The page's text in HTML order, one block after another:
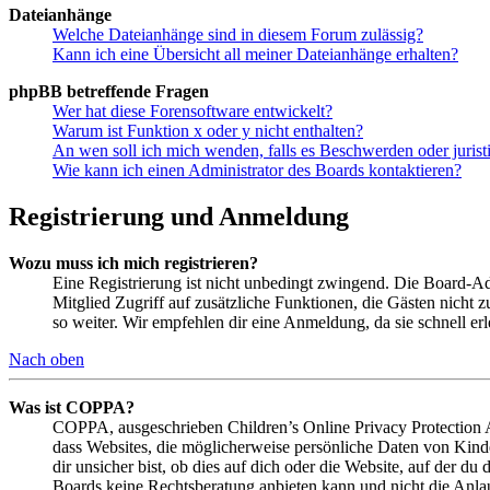
Dateianhänge
Welche Dateianhänge sind in diesem Forum zulässig?
Kann ich eine Übersicht all meiner Dateianhänge erhalten?
phpBB betreffende Fragen
Wer hat diese Forensoftware entwickelt?
Warum ist Funktion x oder y nicht enthalten?
An wen soll ich mich wenden, falls es Beschwerden oder
Wie kann ich einen Administrator des Boards kontaktieren?
Registrierung und Anmeldung
Wozu muss ich mich registrieren?
Eine Registrierung ist nicht unbedingt zwingend. Die Board-
Mitglied Zugriff auf zusätzliche Funktionen, die Gästen nicht
so weiter. Wir empfehlen dir eine Anmeldung, da sie schnell
Nach oben
Was ist COPPA?
COPPA, ausgeschrieben Children’s Online Privacy
dass Websites, die möglicherweise persönliche Daten von
dir unsicher bist, ob dies auf dich oder die Website, auf der
Boards keine Rechtsberatung anbieten kann und nicht die